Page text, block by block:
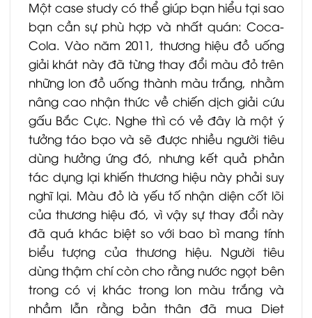
Một case study có thể giúp bạn hiểu tại sao
bạn cần sự phù hợp và nhất quán: Coca-
Cola. Vào năm 2011, thương hiệu đồ uống
giải khát này đã từng thay đổi màu đỏ trên
những lon đồ uống thành màu trắng, nhằm
nâng cao nhận thức về chiến dịch giải cứu
gấu Bắc Cực. Nghe thì có vẻ đây là một ý
tưởng táo bạo và sẽ được nhiều người tiêu
dùng hưởng ứng đó, nhưng kết quả phản
tác dụng lại khiến thương hiệu này phải suy
nghĩ lại. Màu đỏ là yếu tố nhận diện cốt lõi
của thương hiệu đó, vì vậy sự thay đổi này
đã quá khác biệt so với bao bì mang tính
biểu tượng của thương hiệu. Người tiêu
dùng thậm chí còn cho rằng nước ngọt bên
trong có vị khác trong lon màu trắng và
nhầm lẫn rằng bản thân đã mua Diet